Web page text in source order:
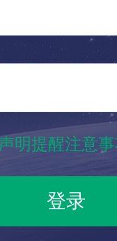
明提醒注意